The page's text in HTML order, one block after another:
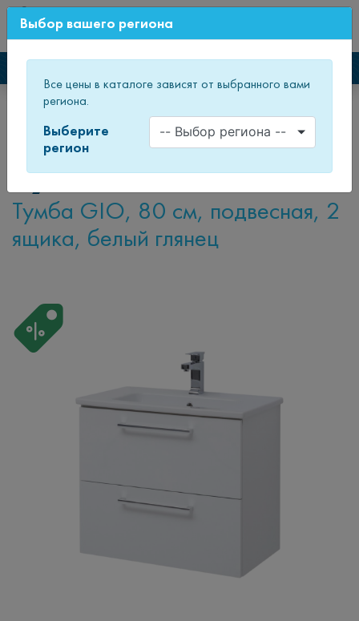
Главная Каталог товаров
Подвесные и напольные тумбы
Тумба GIO
Выбор вашего региона
Все цены в каталоге зависят от выбранного вами
региона.
Выберите
регион
Тумба GIO
Тумба GIO, 80 см, подвесная, 2
ящика, белый глянец